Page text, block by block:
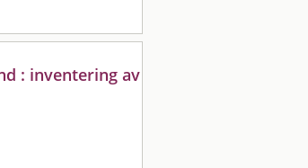
: inventering av